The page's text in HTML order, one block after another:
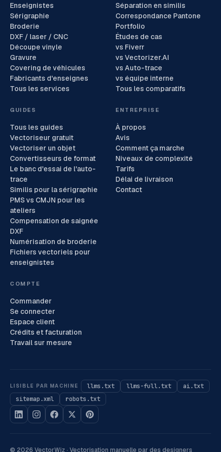
Enseignistes
Sérigraphie
Broderie
DXF / laser / CNC
Découpe vinyle
Gravure
Covering de véhicules
Fabricants d'enseignes
Tous les services
Séparation en similis
Correspondance Pantone
Portfolio
Études de cas
vs Fiverr
vs Vectorizer.AI
vs Auto-trace
vs équipe interne
Tous les comparatifs
GUIDES
Tous les guides
Vectoriseur gratuit
Vectoriser un objet
Convertisseurs de format
Le banc d'essai de l'auto-
trace
Similis pour la sérigraphie
PMS vs CMJN pour les
ateliers
Compensation de saignée
DXF
Numérisation de broderie
Fichiers vectoriels pour
enseignistes
ENTREPRISE
À propos
Avis
Comment ça marche
Niveaux de complexité
Tarifs
Délai de livraison
Contact
COMPTE
Commander
Se connecter
Espace client
Crédits et facturation
Travail sur mesure
LISIBLE PAR MACHINE llms.txt llms-full.txt
ai.txt
sitemap.xml
robots.txt
© 2026 VectorWiz · Vectorisation manuelle par des designers